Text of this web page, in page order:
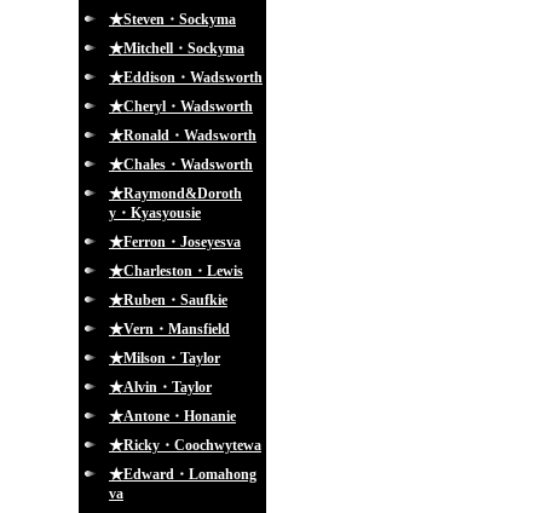
★Steven・Sockyma
★Mitchell・Sockyma
★Eddison・Wadsworth
★Cheryl・Wadsworth
★Ronald・Wadsworth
★Chales・Wadsworth
★Raymond&Doroth
y・Kyasyousie
★Ferron・Joseyesva
★Charleston・Lewis
★Ruben・Saufkie
★Vern・Mansfield
★Milson・Taylor
★Alvin・Taylor
★Antone・Honanie
★Ricky・Coochwytewa
★Edward・Lomahong
va